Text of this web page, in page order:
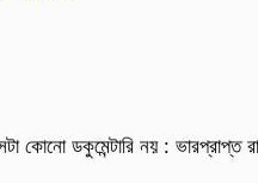
কোনো ডকুমেন্টারি নয় : ভারপ্রাপ্ত